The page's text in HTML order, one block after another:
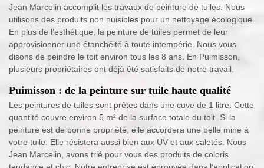
Jean Marcelin accomplit les travaux de peinture de tuiles. Nous
utilisons des produits non nuisibles pour un nettoyage écologique.
En plus de l’esthétique, la peinture de tuiles permet de leur
approvisionner une étanchéité à toute intempérie. Nous vous
disons de peindre le toit environ tous les 8 ans. En Puimisson,
plusieurs propriétaires ont déjà été satisfaits de notre travail.
Puimisson : de la peinture sur tuile haute qualité
Les peintures de tuiles sont prêtes dans une cuve de 1 litre. Cette
quantité couvre environ 5 m² de la surface totale du toit. Si la
peinture est de bonne propriété, elle accordera une belle mine à
votre tuile. Elle résistera aussi bien aux UV et aux saletés. Nous
Jean Marcelin, avons trié pour vous des produits de coloris